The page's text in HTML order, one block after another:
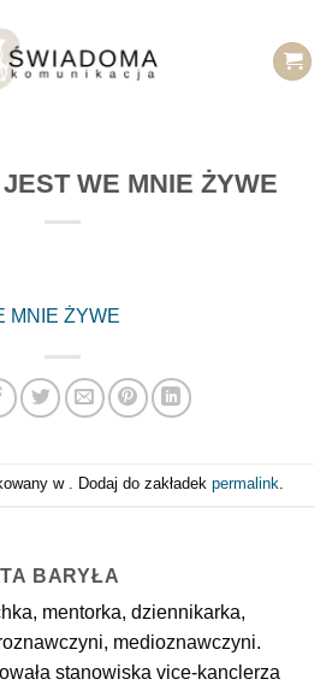
WE MNIE ŻYWE
MNIE ŻYWE
w . Dodaj do zakładek permalink
BARYŁA
mentorka, dziennikarka,
medioznawczyni.
stanowiska vice-kanclerza